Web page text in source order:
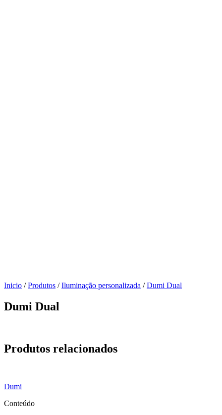
Inicio / Produtos / Iluminação personalizada / Dumi Dual
Dumi Dual
Produtos relacionados
Dumi
Conteúdo